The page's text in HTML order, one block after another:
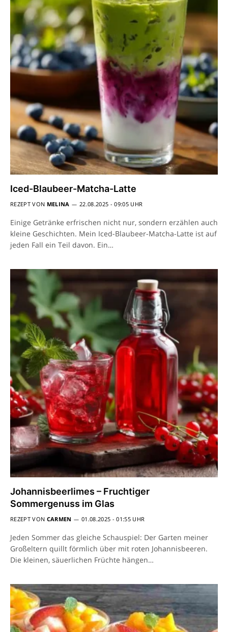
Iced-Blaubeer-Matcha-Latte
REZEPT VON MELINA 22.08.2025 - 09:05 UHR
Einige Getränke erfrischen nicht nur, sondern erzählen auch
kleine Geschichten. Mein Iced-Blaubeer-Matcha-Latte ist auf
jeden Fall ein Teil davon. Ein…
Johannisbeerlimes – Fruchtiger
Sommergenuss im Glas
REZEPT VON CARMEN 01.08.2025 - 01:55 UHR
Jeden Sommer das gleiche Schauspiel: Der Garten meiner
Großeltern quillt förmlich über mit roten Johannisbeeren.
Die kleinen, säuerlichen Früchte hängen…